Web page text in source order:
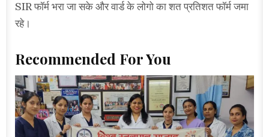
SIR फॉर्म भरा जा सके और वार्ड के लोगो का शत प्रतिशत फॉर्म जमा
रहे।
Recommended For You